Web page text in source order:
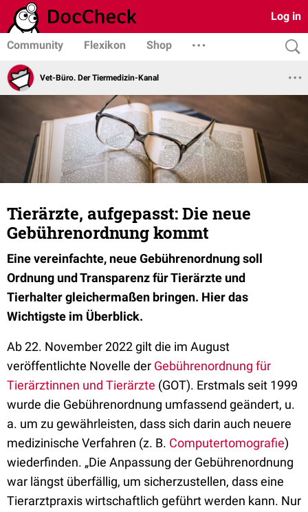
Log in
Community Flexikon Shop
Vet-Büro. Der Tiermedizin-Kanal
Tierärzte, aufgepasst: Die neue
Gebührenordnung kommt
Eine vereinfachte, neue Gebührenordnung soll
Ordnung und Transparenz für Tierärzte und
Tierhalter gleichermaßen bringen. Hier das
Wichtigste im Überblick.
Ab 22. November 2022 gilt die im August
veröffentlichte Novelle der Gebührenordnung für
Tierärztinnen und Tierärzte (GOT). Erstmals seit 1999
wurde die Gebührenordnung umfassend geändert, u.
a. um zu gewährleisten, dass sich darin auch neuere
medizinische Verfahren (z. B. Computertomografie)
wiederfinden. „Die Anpassung der Gebührenordnung
war längst überfällig, um sicherzustellen, dass eine
Tierarztpraxis wirtschaftlich geführt werden kann. Nur